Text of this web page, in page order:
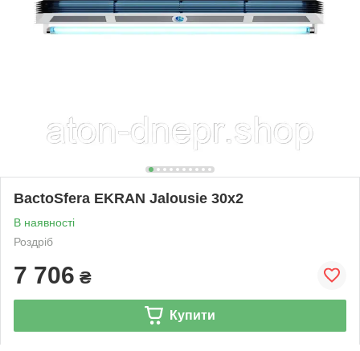
BactoSfera EKRAN Jalousie 30x2
В наявності
Роздріб
7 706 ₴
Купити